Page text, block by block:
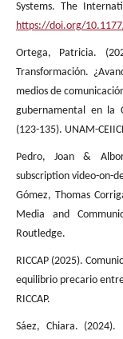
Systems. The
https://doi.org/
Ortega, Patricia.
Transformación.
medios de
gubernamental en la
(123-135). UNAM-
Pedro, Joan &
subscription video-on-
Gómez, Thomas
Media and
Routledge.
RICCAP (2025).
equilibrio precario
RICCAP.
Sáez, Chiara.